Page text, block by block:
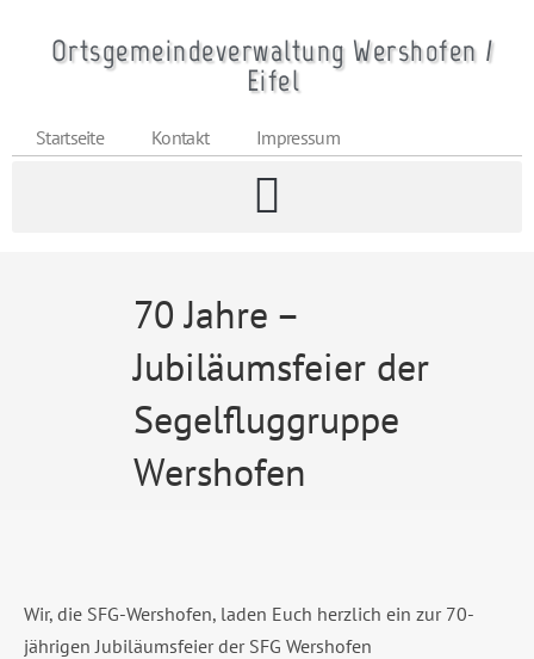
Ortsgemeindeverwaltung Wershofen /
Eifel
Startseite Kontakt Impressum
70 Jahre –
Jubiläumsfeier der
Segelfluggruppe
Wershofen
Wir, die SFG-Wershofen, laden Euch herzlich ein zur 70-
jährigen Jubiläumsfeier der SFG Wershofen